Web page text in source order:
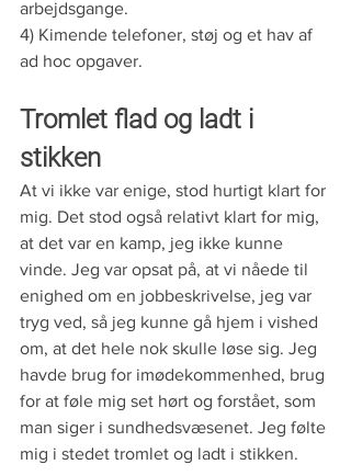
arbejdsgange.
4) Kimende telefoner, støj og et hav af
ad hoc opgaver.
Tromlet flad og ladt i
stikken
At vi ikke var enige, stod hurtigt klart for
mig. Det stod også relativt klart for mig,
at det var en kamp, jeg ikke kunne
vinde. Jeg var opsat på, at vi nåede til
enighed om en jobbeskrivelse, jeg var
tryg ved, så jeg kunne gå hjem i vished
om, at det hele nok skulle løse sig. Jeg
havde brug for imødekommenhed, brug
for at føle mig set hørt og forstået, som
man siger i sundhedsvæsenet. Jeg følte
mig i stedet tromlet og ladt i stikken.